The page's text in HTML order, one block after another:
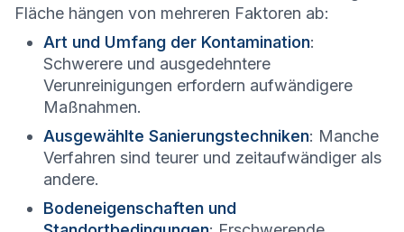
Fläche hängen von mehreren Faktoren ab:
Art und Umfang der Kontamination:
Schwerere und ausgedehntere
Verunreinigungen erfordern aufwändigere
Maßnahmen.
Ausgewählte Sanierungstechniken: Manche
Verfahren sind teurer und zeitaufwändiger als
andere.
Bodeneigenschaften und